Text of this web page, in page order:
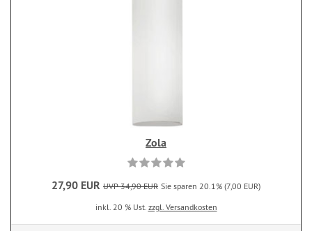
Zola
27,90 EUR UVP 34,90 EUR Sie sparen 20.1% (7,00 EUR)
inkl. 20 % Ust. zzgl. Versandkosten